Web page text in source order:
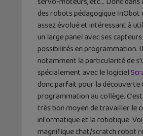
des robots pédagogique
assez évolué et intéressant à
un large panel avec ses
possibilités en programmation.
notamment la particularité de
spécialement avec le logiciel
donc parfait pour la découverte
programmation au collège.
très bon moyen de travailler le
informatique et la robotique.
magnifique chat/scratch robot